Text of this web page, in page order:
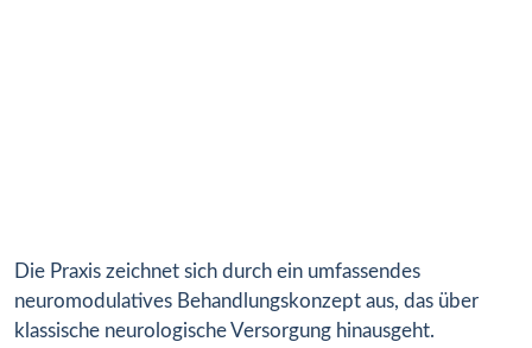
Die Praxis zeichnet sich durch ein umfassendes
neuromodulatives Behandlungskonzept aus, das über
klassische neurologische Versorgung hinausgeht.